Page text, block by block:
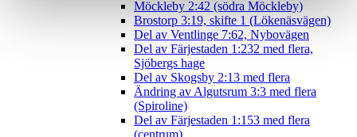
Möckleby 2:42 (södra Möckleby)
Brostorp 3:19, skifte 1 (Lökenäsvägen)
Del av Ventlinge 7:62, Nybovägen
Del av Färjestaden 1:232 med flera,
Sjöbergs hage
Del av Skogsby 2:13 med flera
Ändring av Algutsrum 3:3 med flera
(Spiroline)
Del av Färjestaden 1:153 med flera
(centrum)